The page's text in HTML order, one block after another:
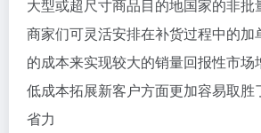
大型或超尺寸商品目的地国家的非批
商家们可灵活安排在补货过程中的加
的成本来实现较大的销量回报性市
低成本拓展新客户方面更加容易取胜
省力